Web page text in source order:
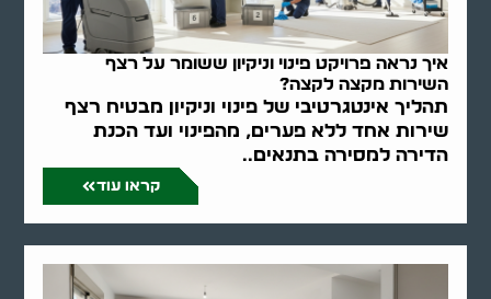
איך נראה פרויקט פינוי וניקיון ששומר על רצף
השירות מקצה לקצה?
תהליך אינטגרטיבי של פינוי וניקיון מבטיח רצף
שירות אחד ללא פערים, מהפינוי ועד הכנת
הדירה למסירה בתנאים..
קראו עוד